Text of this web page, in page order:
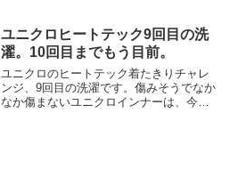
ためでもあります。服を減らせば、おし
ゃれはもっと簡単になるの...
ユニクロヒートテック9回目の洗
濯。10回目までもう目前。
ユニクロのヒートテック着たきりチャレ
ンジ、9回目の洗濯です。傷みそうでなか
なか傷まないユニクロインナーは、今回